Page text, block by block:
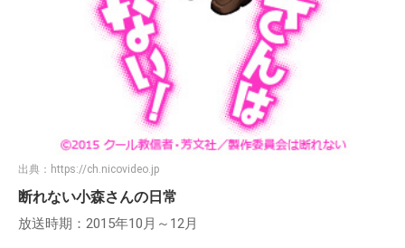
出典： https://ch.nicovideo.jp
断れない小森さんの日常
放送時期：2015年10月～12月